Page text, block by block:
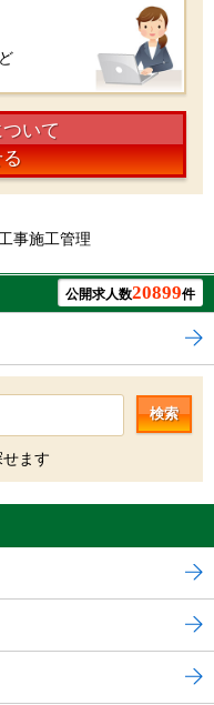
いて
事施工管理
公開求人数20899件
検索
ます